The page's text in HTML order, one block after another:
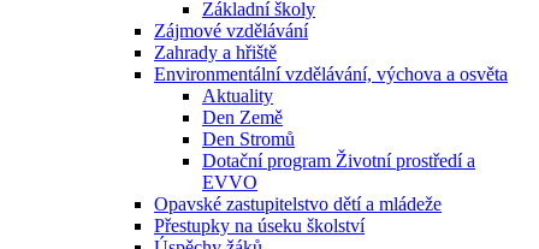
Základní školy
Zájmové vzdělávání
Zahrady a hřiště
Environmentální vzdělávání, výchova a osvěta
Aktuality
Den Země
Den Stromů
Dotační program Životní prostředí a
EVVO
Opavské zastupitelstvo dětí a mládeže
Přestupky na úseku školství